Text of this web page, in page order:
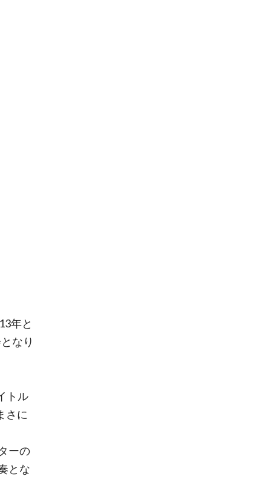
年と
なり
トル
さに
ーの
とな